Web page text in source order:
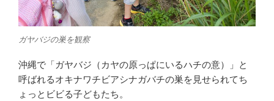
ガヤバジの巣を観察
沖縄で「ガヤバジ（カヤの原っぱにいるハチの意）」と
呼ばれるオキナワチビアシナガバチの巣を見せられてち
ょっとビビる子どもたち。